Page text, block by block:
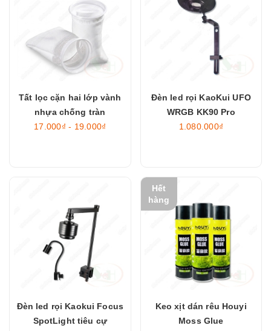
Tất lọc cặn hai lớp vành
nhựa chống tràn
17.000₫ - 19.000₫
Đèn led rọi KaoKui UFO
WRGB KK90 Pro
1.080.000₫
Đèn led rọi Kaokui Focus
SpotLight tiêu cự
Hết
hàng
Keo xịt dán rêu Houyi
Moss Glue